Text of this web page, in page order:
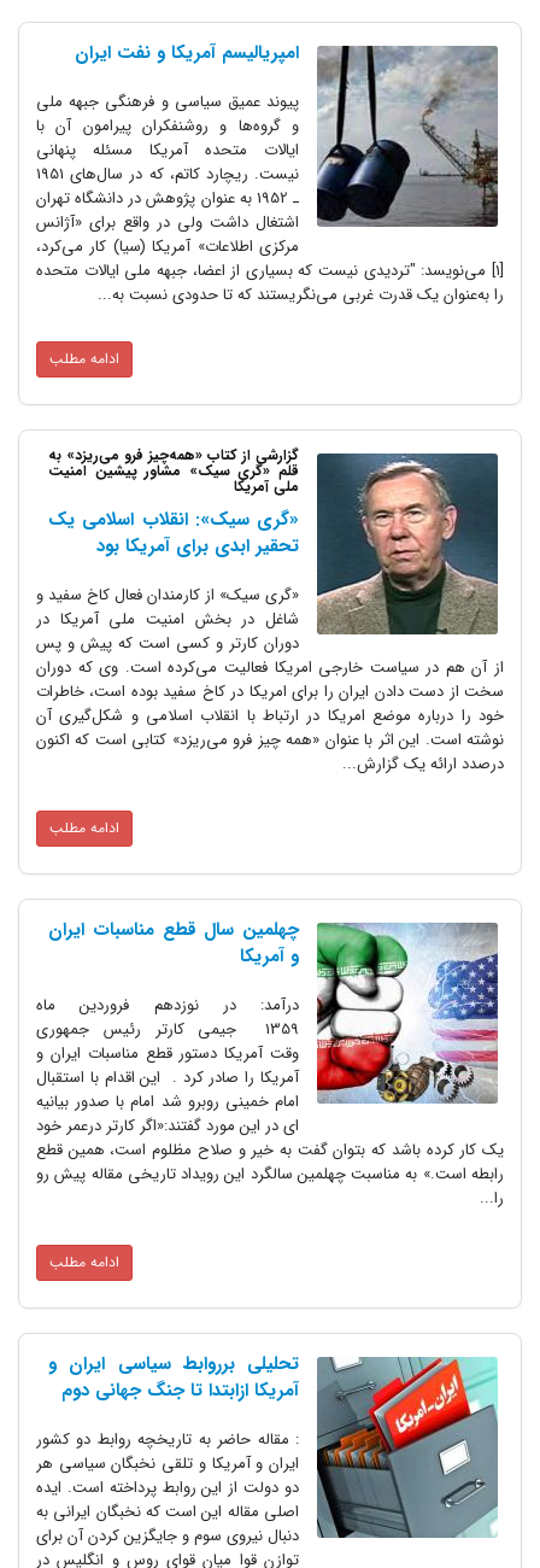
امپریالیسم آمریکا و نفت ایران
پیوند عمیق سیاسی و فرهنگی جبهه ملی
و گروه‌ها و روشنفکران پیرامون آن با
ایالات متحده آمریکا مسئله پنهانی
نیست. ریچارد کاتم، که در سال‌های 1951
ـ 1952 به عنوان پژوهش در دانشگاه تهران
اشتغال داشت ولی در واقع برای «آژانس
مرکزی اطلاعات» آمریکا (سیا) کار می‌کرد،
[1] می‌نویسد: "تردیدی نیست که بسیاری از اعضا، جبهه ملی ایالات متحده
را به‌عنوان یک قدرت غربی می‌نگریستند که تا حدودی نسبت به...
ادامه مطلب
گزارشی از کتاب «همه‌چیز فرو می‌ریزد» به
قلم «گری سیک» مشاور پیشین امنیت
ملی آمریکا
«گری سیک»: انقلاب اسلامی یک
تحقیر ابدی برای آمریکا بود
«گری‌ سیک» از کارمندان فعال کاخ سفید و
شاغل در بخش امنیت ملی آمریکا در
دوران کارتر و کسی است که پیش و پس
از آن هم در سیاست خارجی امریکا فعالیت می‌کرده است. وی که دوران
سخت از دست دادن ایران را برای امریکا در کاخ سفید بوده است، خاطرات
خود را درباره موضع امریکا در ارتباط با انقلاب اسلامی و شکل‌گیری آن
نوشته است. این اثر با عنوان «همه چیز فرو می‌ریزد» کتابی است که اکنون
درصدد ارائه یک گزارش...
ادامه مطلب
چهلمین سال قطع مناسبات ایران
و آمریکا
درآمد: در نوزدهم فروردین ماه
1359 جیمی کارتر رئیس جمهوری
وقت آمریکا دستور قطع مناسبات ایران و
آمریکا را صادر کرد . این اقدام با استقبال
امام خمینی روبرو شد امام با صدور بیانیه
ای در این مورد گفتند:«اگر کارتر‌‎ ‎‌درعمر خود
‎‌رابطه است.» به مناسبت چهلمین سالگرد این رویداد تاریخی مقاله پیش رو
را...
ادامه مطلب
تحلیلی برروابط سیاسی ایران و
آمریکا ازابتدا تا جنگ جهانی دوم
: مقاله حاضر به تاریخچه روابط دو کشور
ایران و آمریکا و تلقی نخبگان سیاسی هر
دو دولت از این روابط پرداخته است. ایده
اصلی مقاله این است که نخبگان ایرانی به
دنبال نیروی سوم و جایگزین کردن آن برای
توازن قوا میان قوای روس و انگلیس در